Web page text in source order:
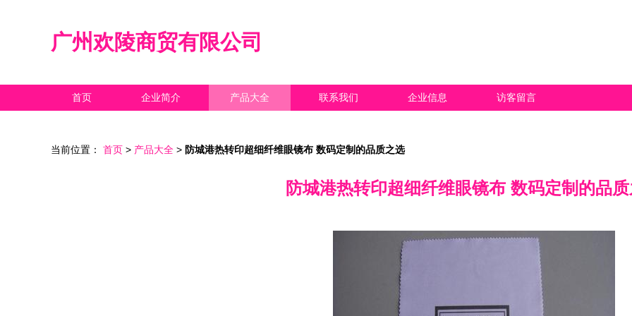
广州欢陵商贸有限公司
首页 企业简介 产品大全 联系我们 企业信息 访客留言
当前位置： 首页 > 产品大全 > 防城港热转印超细纤维眼镜布 数码定制的品质之选
防城港热转印超细纤维眼镜布 数码定制的品